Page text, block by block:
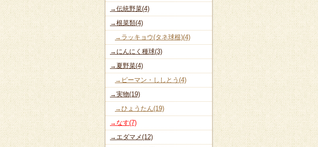
→伝統野菜(4)
→根菜類(4)
→ラッキョウ(タネ球根)(4)
→にんにく種球(3)
→夏野菜(4)
→ピーマン・ししとう(4)
→実物(19)
→ひょうたん(19)
→なす(7)
→エダマメ(12)